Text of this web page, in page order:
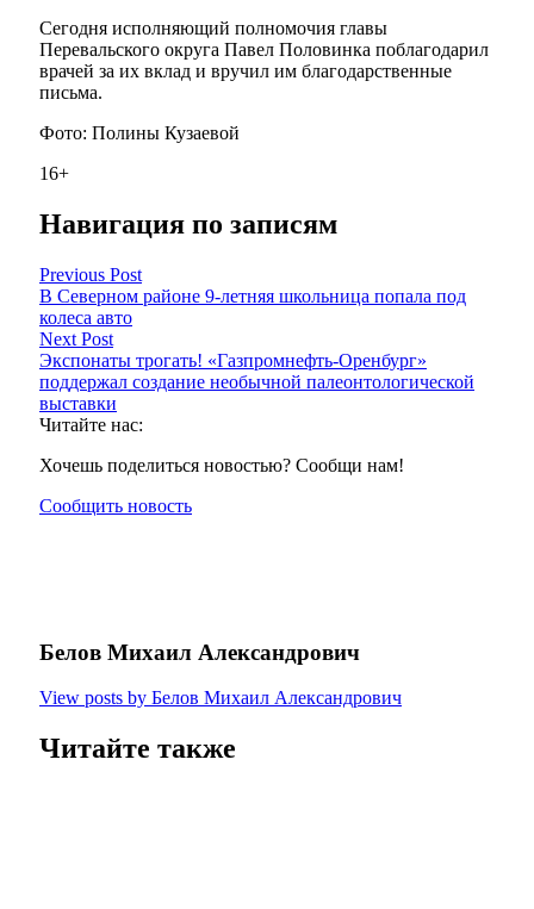
Сегодня исполняющий полномочия главы
Перевальского округа Павел Половинка поблагодарил
врачей за их вклад и вручил им благодарственные
письма.
Фото: Полины Кузаевой
16+
Навигация по записям
Previous Post
В Северном районе 9-летняя школьница попала под
колеса авто
Next Post
Экспонаты трогать! «Газпромнефть-Оренбург»
поддержал создание необычной палеонтологической
выставки
Читайте нас:
Хочешь поделиться новостью? Сообщи нам!
Сообщить новость
Белов Михаил Александрович
View posts by Белов Михаил Александрович
Читайте также